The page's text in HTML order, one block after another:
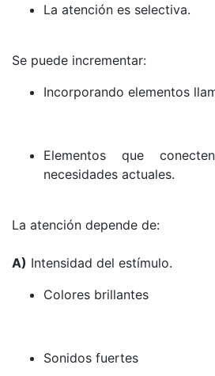
La atención es selectiva.
Se puede incrementar:
Incorporando elementos
Elementos que
necesidades actuales.
La atención depende de:
A) Intensidad del estímulo.
Colores brillantes
Sonidos fuertes